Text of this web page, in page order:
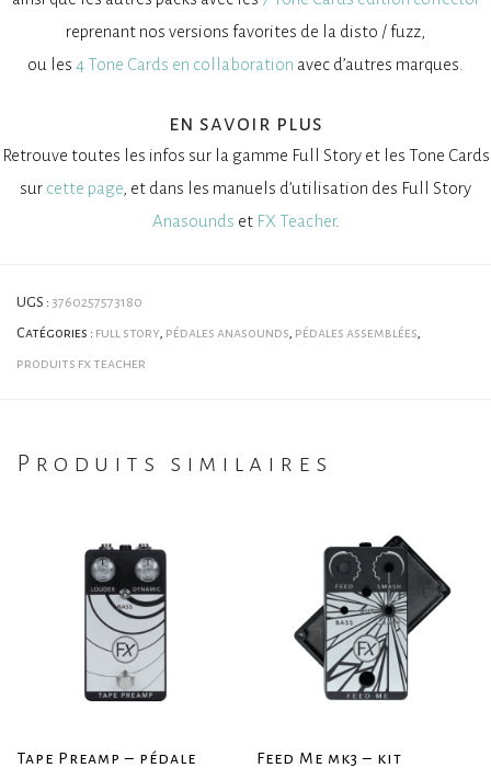
reprenant nos versions favorites de la disto / fuzz,
ou les 4 Tone Cards en collaboration avec d’autres marques.
en savoir plus
Retrouve toutes les infos sur la gamme Full Story et les Tone Cards
sur cette page , et dans les manuels d’utilisation des Full Story
Anasounds et FX Teacher.
UGS : 3760257573180
Catégories : full story pédales anasounds pédales assemblées
produits fx teacher
Produits similaires
Tape Preamp – pédale
Feed Me mk3 – kit